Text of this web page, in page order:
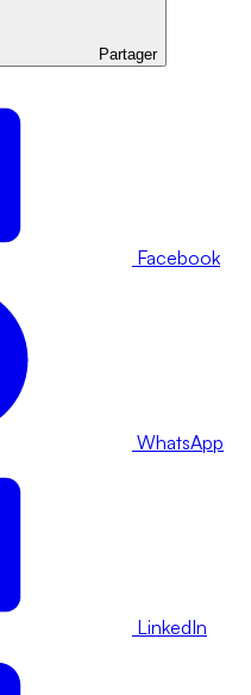
Partager
Facebook
WhatsApp
LinkedIn